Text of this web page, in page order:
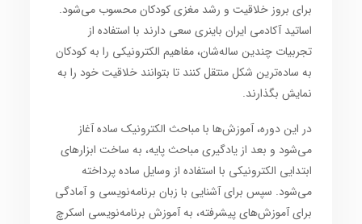
برای بروز خلاقیت و رشد مغزی کودکان محسوب می‌شود.
اساتید آکادمی ایران باینری سعی دارند با استفاده از
تجربیات چندین ساله‌شان، مفاهیم الکترونیکی را به کودکان
به ساده‌ترین شکل منتقل کنند تا بتوانند خلاقیت خود را به
نمایش بگذارند.
در این دوره، آموزش‌ها با مباحث الکترونیک ساده آغاز
می‌شود و بعد از یادگیری مباحث پایه، به ساخت ابزارهای
ابتدایی الکترونیکی با استفاده از وسایل ساده پرداخته
می‌شود. سپس برای آشنایی با زبان برنامه‌نویسی و آمادگی
برای آموزش‌های پیشرفته، به آموزش برنامه‌نویسی اسکرچ